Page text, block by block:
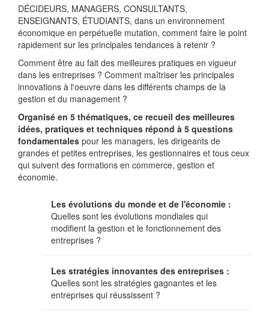
DÉCIDEURS, MANAGERS, CONSULTANTS,
ENSEIGNANTS, ÉTUDIANTS, dans un environnement
économique en perpétuelle mutation, comment faire le point
rapidement sur les principales tendances à retenir ?
Comment être au fait des meilleures pratiques en vigueur
dans les entreprises ? Comment maîtriser les principales
innovations à l'oeuvre dans les différents champs de la
gestion et du management ?
Organisé en 5 thématiques, ce recueil des meilleures
idées, pratiques et techniques répond à 5 questions
fondamentales pour les managers, les dirigeants de
grandes et petites entreprises, les gestionnaires et tous ceux
qui suivent des formations en commerce, gestion et
économie.
Les évolutions du monde et de l'économie :
Quelles sont les évolutions mondiales qui
modifient la gestion et le fonctionnement des
entreprises ?
Les stratégies innovantes des entreprises :
Quelles sont les stratégies gagnantes et les
entreprises qui réussissent ?